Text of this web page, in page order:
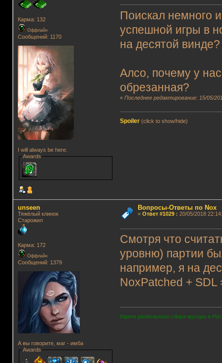
Карма: 132
Оффлайн
Сообщений: 1170
I will always be here.
Awards
Поискал немного
успешной игры в
на десятой
Алсо, почему у
обрезанная?
«Последнее редактирование: 15/05/
Spoiler (click to show/hide)
unseen
Тяжёлый клинок
Старожил
Карма: 172
Оффлайн
Сообщений: 1379
А вы говорите, маг - имба
Awards
Вопросы-Ответы по Nox
« Ответ #1029: 20/05/2018
Смотря что
уровню) партии
например, я на
NoxPatched +
Карта раздельного сбора мусора в